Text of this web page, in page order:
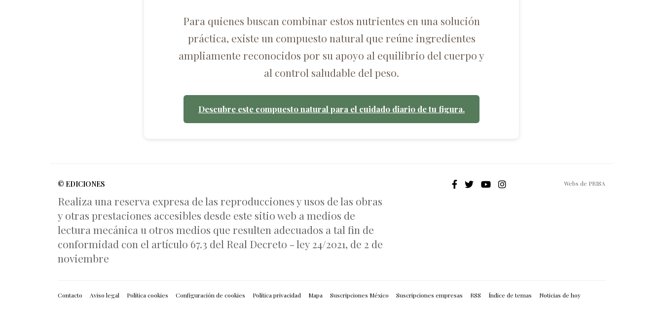
Para quienes buscan combinar estos nutrientes en una solución
práctica, existe un compuesto natural que reúne ingredientes
ampliamente reconocidos por su apoyo al equilibrio del cuerpo y
al control saludable del peso.
Descubre este compuesto natural para el cuidado diario de tu figura.
© EDICIONES
Realiza una reserva expresa de las reproducciones y usos de las obras
y otras prestaciones accesibles desde este sitio web a medios de
lectura mecánica u otros medios que resulten adecuados a tal fin de
conformidad con el artículo 67.3 del Real Decreto - ley 24/2021, de 2 de
noviembre
Webs de PRISA
Contacto Aviso legal Política cookies Configuración de cookies Política privacidad Mapa Suscripciones México Suscripciones empresas RSS Índice de temas Noticias de hoy